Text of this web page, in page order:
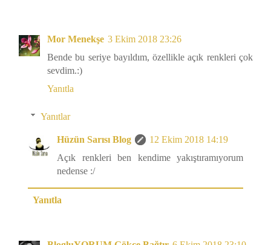
Mor Menekşe 3 Ekim 2018 23:26
Bende bu seriye bayıldım, özellikle açık renkleri çok
sevdim.:)
Yanıtla
Yanıtlar
Hüzün Sarısı Blog
12 Ekim 2018 14:19
Açık renkleri ben kendime yakıştıramıyorum
nedense :/
Yanıtla